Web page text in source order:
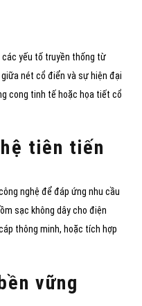
các yếu tố truyền thống từ
nét cổ điển và sự hiện đại
cong tinh tế hoặc họa tiết cổ
tiên tiến
nghệ để đáp ứng nhu cầu
sạc không dây cho điện
thông minh, hoặc tích hợp
vững